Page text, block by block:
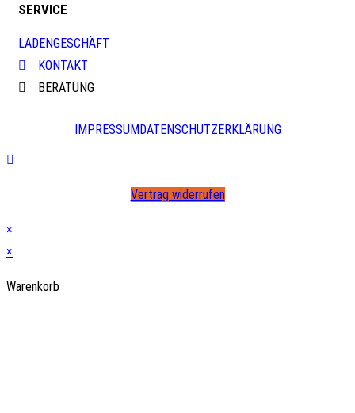
SERVICE
LADENGESCHÄFT
KONTAKT
BERATUNG
IMPRESSUM DATENSCHUTZERKLÄRUNG
Vertrag widerrufen
×
×
Warenkorb